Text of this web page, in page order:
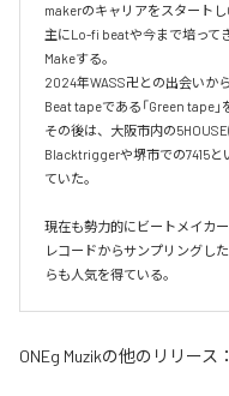
makerのキャリアをスタートし
主にLo-fi beatや今まで培って
Makeする。
2024年WASS卍との出会いか
Beat tapeである「Green tape」
その後は、大阪市内の
Blacktriggerや堺市での7415と
ていた。
現在も勢力的にビートメイカ
レコードからサンプリングし
らも人気を得ている。
ONEg Muzikの他のリリース：